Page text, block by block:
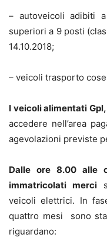
– autoveicoli adibiti
superiori a 9 posti
14.10.2018;
– veicoli trasporto
I veicoli alimentati
accedere nell’area
agevolazioni previste
Dalle ore 8.00 alle
immatricolati merci
veicoli elettrici. In
quattro mesi sono
riguardano: